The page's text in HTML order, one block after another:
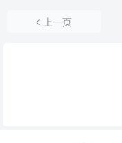
上一页